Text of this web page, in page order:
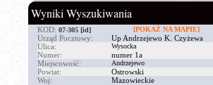
Wyniki Wyszukiwania
KOD: 07-305 [id] [POKAŻ NA MAPIE]
Urząd Pocztowy:
Up Andrzejewo K. Czyżewa
Ulica:
Wysocka
Numer:
numer 1a
Miejscowość:
Andrzejewo
Powiat:
Ostrowski
Woj:
Mazowieckie